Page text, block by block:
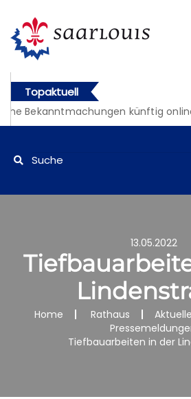
Topaktuell
Bekanntmachungen künftig
13.05.2022
Home Rathaus
Tiefbauarbeiten in der